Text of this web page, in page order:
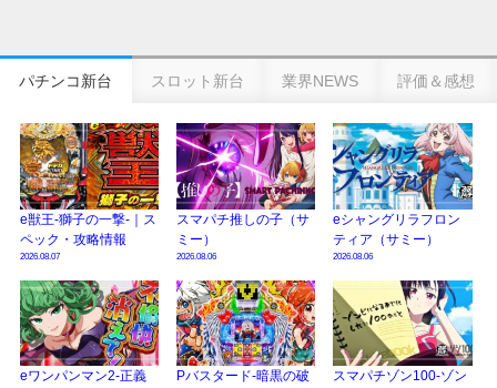
パチンコ新台 スロット新台 業界NEWS 評価＆感想
e獣王-獅子の一撃-｜ス
ペック・攻略情報
2026.08.07
スマパチ推しの子（サ
ミー）
2026.08.06
eシャングリラフロン
ティア（サミー）
2026.08.06
eワンパンマン2-正義
Pバスタード-暗黒の破
スマパチゾン100-ゾン